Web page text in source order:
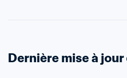
Dernière mise à